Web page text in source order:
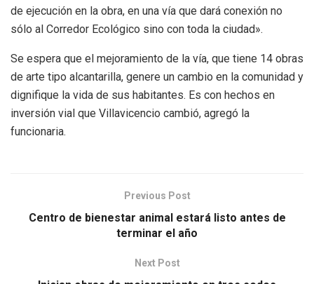
de ejecución en la obra, en una vía que dará conexión no
sólo al Corredor Ecológico sino con toda la ciudad».
Se espera que el mejoramiento de la vía, que tiene 14 obras
de arte tipo alcantarilla, genere un cambio en la comunidad y
dignifique la vida de sus habitantes. Es con hechos en
inversión vial que Villavicencio cambió, agregó la
funcionaria.
Previous Post
Centro de bienestar animal estará listo antes de
terminar el año
Next Post